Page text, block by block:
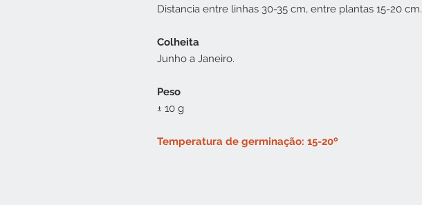
Distancia entre linhas 30-35 cm, entre plantas 15-20 cm.
Colheita
Junho a Janeiro.
Peso
± 10 g
Temperatura de germinação: 15-20º